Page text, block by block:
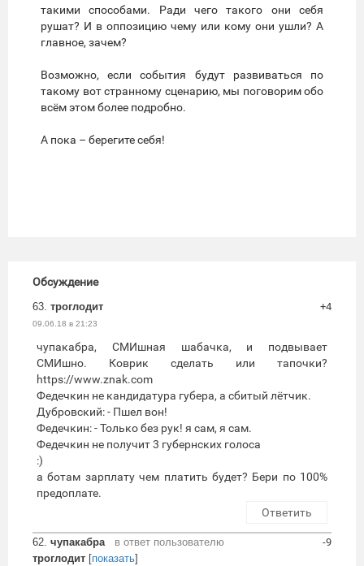
такими способами. Ради чего такого они себя
рушат? И в оппозицию чему или кому они ушли? А
главное, зачем?
Возможно, если события будут развиваться по
такому вот странному сценарию, мы поговорим обо
всём этом более подробно.
А пока – берегите себя!
Обсуждение
63. троглодит
09.06.18 в 21:23
+4
чупакабра, СМИшная шабачка, и подвывает
СМИшно. Коврик сделать или тапочки?
https://www.znak.com
Федечкин не кандидатура губера, а сбитый лётчик.
Дубровский: - Пшел вон!
Федечкин: - Только без рук! я сам, я сам.
Федечкин не получит 3 губернских голоса
:)
а ботам зарплату чем платить будет? Бери по 100%
предоплате.
Ответить
62. чупакабра
в ответ пользователю
троглодит [показать]
-9